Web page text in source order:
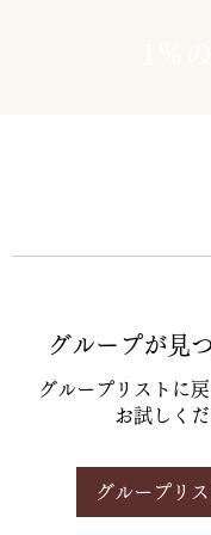
グループが見
グループリストに
お試しくだ
グループリ